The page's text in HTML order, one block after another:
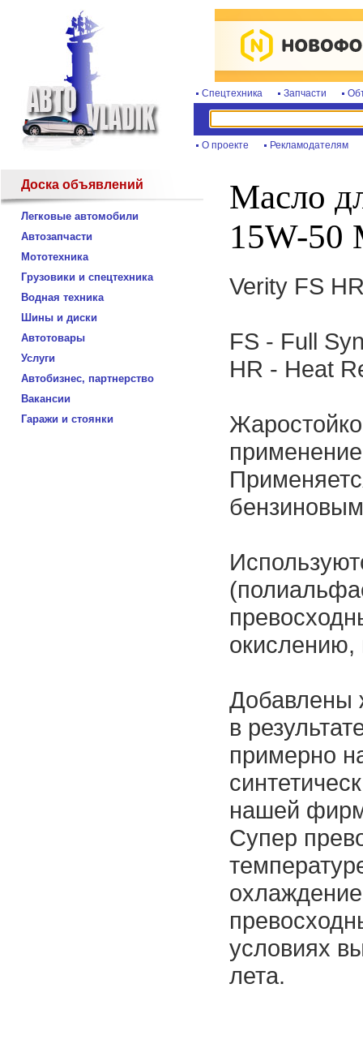
Спецтехника Запчасти
О проекте Рекламодателям
Доска объявлений
Легковые автомобили
Автозапчасти
Мототехника
Грузовики и спецтехника
Водная техника
Шины и диски
Автотовары
Услуги
Автобизнес, партнерство
Вакансии
Гаражи и стоянки
Масло
15W-50
Verity FS
FS - Full
HR - Heat
окислению,
Добавлены
в
примерно
нашей
Супер
условиях
лета.